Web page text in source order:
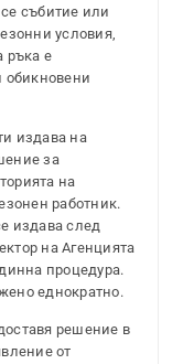
събитие или
условия,
ръка е
обикновени
издава на
за
на
работник.
издава след
на Агенцията
процедура.
еднократно.
решение в
от